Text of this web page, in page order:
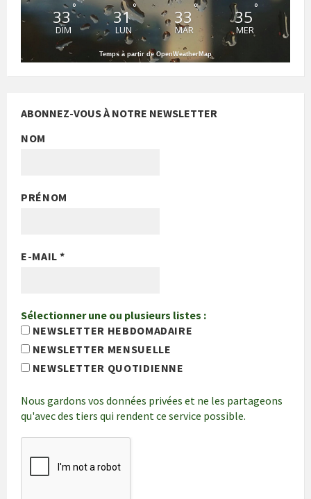
33°
DIM
31°
LUN
33 °
MAR
35°
MER
Temps à partir de OpenWeatherMap
ABONNEZ-VOUS À NOTRE NEWSLETTER
NOM
PRÉNOM
E-MAIL*
Sélectionner une ou plusieurs listes :
NEWSLETTER HEBDOMADAIRE
NEWSLETTER MENSUELLE
NEWSLETTER QUOTIDIENNE
Nous gardons vos données privées et ne les partageons
qu'avec des tiers qui rendent ce service possible.